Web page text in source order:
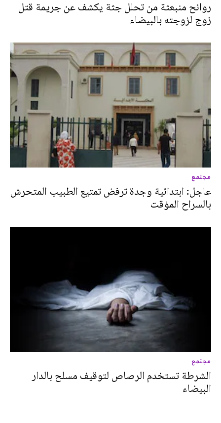
روائح منبعثة من تحلل جثة يكشف عن جريمة قتل
زوج لزوجته بالبيضاء
مجتمع
عاجل: ابتدائية وجدة ترفض تمتيع الطبيب المتحرش
بالسراح المؤقت
مجتمع
الشرطة تستخدم الرصاص لتوقيف مسلح بالدار
البيضاء